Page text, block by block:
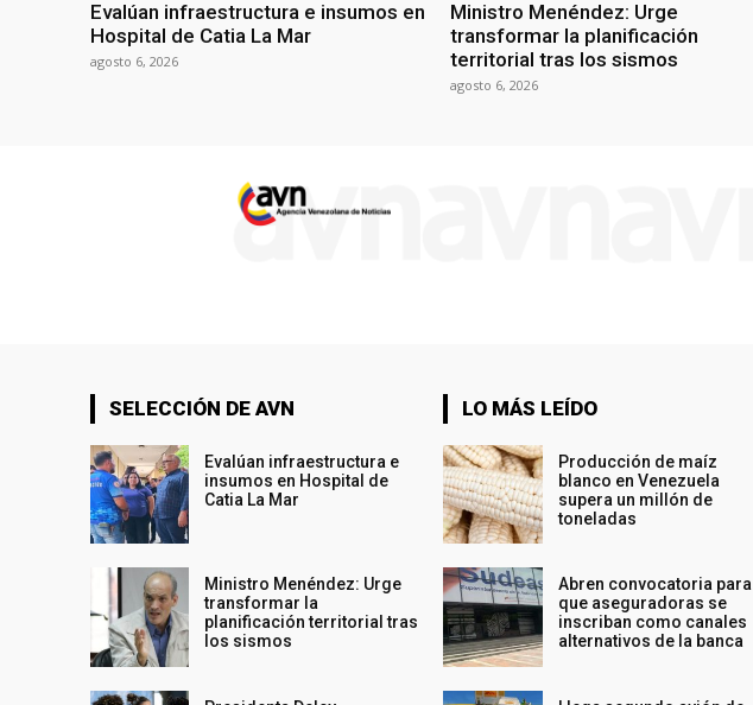
Evalúan infraestructura e insumos en
Hospital de Catia La Mar
agosto 6, 2026
Ministro Menéndez: Urge
transformar la planificación
territorial tras los sismos
agosto 6, 2026
SELECCIÓN DE AVN
Evalúan infraestructura e
insumos en Hospital de
Catia La Mar
Ministro Menéndez: Urge
transformar la
planificación territorial tras
los sismos
LO MÁS LEÍDO
Producción de maíz
blanco en Venezuela
supera un millón de
toneladas
Abren convocatoria para
que aseguradoras se
inscriban como canales
alternativos de la banca